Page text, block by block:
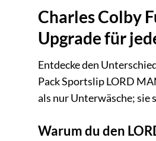
Charles Colby
Upgrade für
Entdecke den
Pack Sportslip LORD
als nur Unterwäsche; sie
Warum du den